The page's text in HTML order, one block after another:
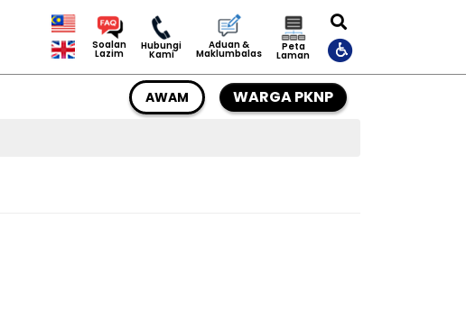
Soalan
Lazim
Hubungi
Kami
Aduan &
Maklumbalas
Peta
Laman
AWAM WARGA PKNP